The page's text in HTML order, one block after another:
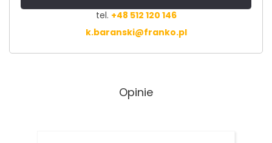
tel. +48 512 120 146
k.baranski@franko.pl
Opinie